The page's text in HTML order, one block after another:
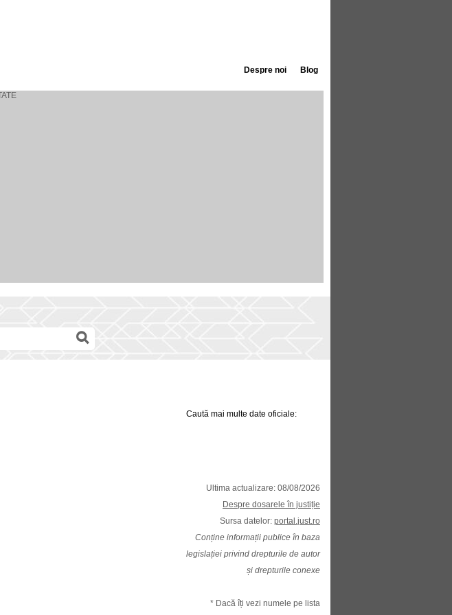
Blog
Despre noi
Caută mai multe date oficiale:
Ultima actualizare: 08/08/2026
Despre dosarele în justiție
Sursa datelor: portal.just.ro
Conține informații publice în baza
legislației privind drepturile de autor
și drepturile conexe
* Dacă îți vezi numele pe lista